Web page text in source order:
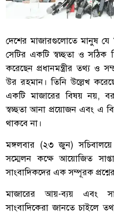
দেশের মাজারগুলোতে মানুষ
সেটির একটি স্বচ্ছতা ও সঠিক
করেছেন প্রধানমন্ত্রীর তথ্য ও
উর রহমান। তিনি উল্লেখ
একটি মাজারের বিষয় নয়,
স্বচ্ছতা আনা প্রয়োজন এবং এ
থাকবে না।
মঙ্গলবার (২৩ জুন)
সম্মেলন কক্ষে আয়োজিত
সাংবাদিকদের এক সম্পূরক
মাজারের আয়-ব্যয় এবং
সাংবাদিকেরা জানতে চাইলে